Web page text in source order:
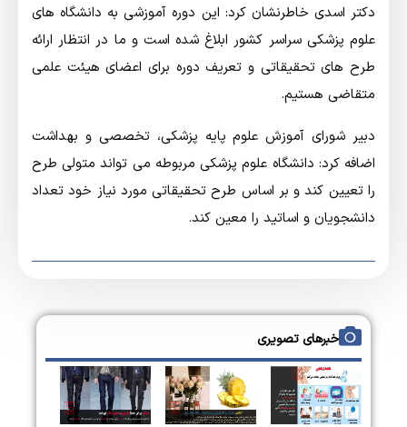
دكتر اسدی خاطرنشان کرد: این دوره آموزشی به دانشگاه های
علوم پزشکی سراسر کشور ابلاغ شده است و ما در انتظار ارائه
طرح های تحقیقاتی و تعریف دوره برای اعضای هیئت علمی
متقاضی هستیم.
دبیر شورای آموزش علوم پایه پزشکی، تخصصی و بهداشت
اضافه کرد: دانشگاه علوم پزشکی مربوطه می تواند متولی طرح
را تعیین کند و بر اساس طرح تحقیقاتی مورد نیاز خود تعداد
دانشجویان و اساتید را معین کند.
خبرهای تصویری